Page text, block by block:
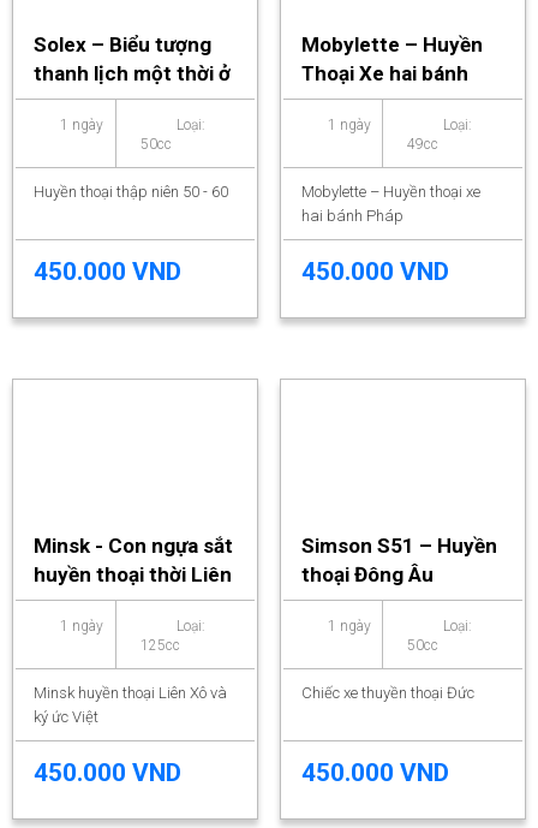
Solex – Biểu tượng
thanh lịch một thời ở
Việt Nam
1 ngày
Loại:
50cc
Huyền thoại thập niên 50 - 60
450.000 VND
Mobylette – Huyền
Thoại Xe hai bánh
Pháp
1 ngày
Loại:
49cc
Mobylette – Huyền thoại xe
hai bánh Pháp
450.000 VND
Minsk - Con ngựa sắt
huyền thoại thời Liên
Xô
1 ngày
Loại:
125cc
Minsk huyền thoại Liên Xô và
ký ức Việt
450.000 VND
Simson S51 – Huyền
thoại Đông Âu
1 ngày
Loại:
50cc
Chiếc xe thuyền thoại Đức
450.000 VND